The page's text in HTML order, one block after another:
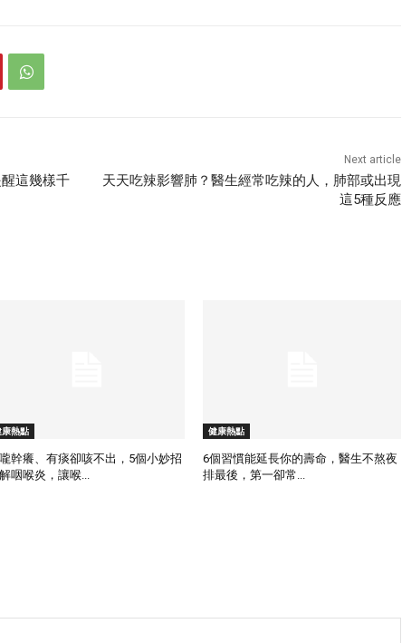
這幾樣千
Next article
天天吃辣影響肺？醫生經常吃辣的人，肺部或出現
這5種反應
熱點
幹癢、有痰卻咳不出，5個小妙招
咽喉炎，讓喉...
健康熱點
6個習慣能延長你的壽命，醫生不熬夜
排最後，第一卻常...